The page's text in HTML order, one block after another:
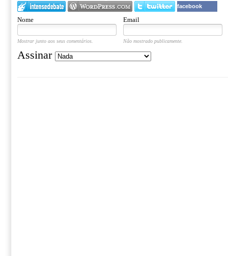
facebook
Nome Email
Mostrar junto aos seus comentários. Não mostrado publicamente.
Assinar